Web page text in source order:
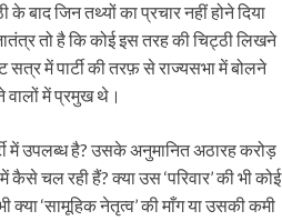
के बाद जिन तथ्यों का प्रचार नहीं होने दिया
तो है कि कोई इस तरह की चिट्ठी लिखने
में पार्टी की तरफ़ से राज्यसभा में बोलने
वालों में प्रमुख थे।
में उपलब्ध है? उसके अनुमानित अठारह करोड़
चल रही हैं? क्या उस ‘परिवार’ की भी कोई
क्या ‘सामूहिक नेतृत्व’ की माँग या उसकी कमी